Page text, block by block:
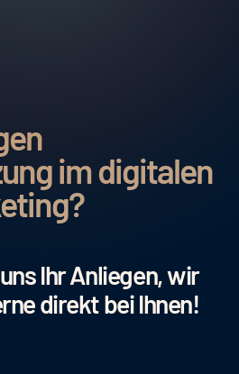
im digitalen
Ihr Anliegen, wir
direkt bei Ihnen!